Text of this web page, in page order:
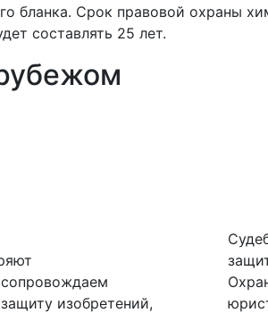
бланка. Срок правовой охраны
составлять 25 лет.
изобретений,